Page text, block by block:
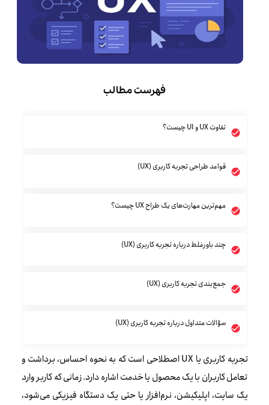
فهرست مطالب
تفاوت UX و UI چیست؟
قواعد طراحی تجربه کاربری (UX)
مهم‌ترین مهارت‌های یک طراح UX چیست؟
چند باورغلط درباره تجربه کاربری (UX)
جمع‌بندی تجربه کاربری (UX)
سؤالات متداول درباره تجربه کاربری (UX)
تجربه کاربری یا UX اصطلاحی است که به نحوه احساس، برداشت و
تعامل کاربران با یک محصول یا خدمت اشاره دارد. زمانی که کاربر وارد
یک سایت، اپلیکیشن، نرم‌افزار یا حتی یک دستگاه فیزیکی می‌شود،